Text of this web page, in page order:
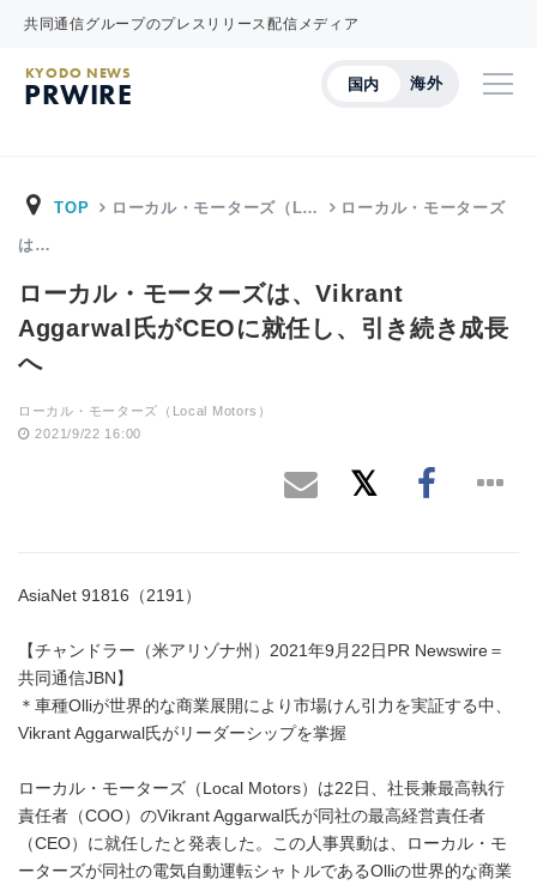
共同通信グループのプレスリリース配信メディア
国内 海外
KYODO NEWS
PRWIRE
TOP ローカル・モーターズ（L… ローカル・モーターズ
は…
ローカル・モーターズは、Vikrant
Aggarwal氏がCEOに就任し、引き続き成長
へ
ローカル・モーターズ（Local Motors）
2021/9/22 16:00
AsiaNet 91816（2191）
【チャンドラー（米アリゾナ州）2021年9月22日PR Newswire＝
共同通信JBN】
＊車種Olliが世界的な商業展開により市場けん引力を実証する中、
Vikrant Aggarwal氏がリーダーシップを掌握
ローカル・モーターズ（Local Motors）は22日、社長兼最高執行
責任者（COO）のVikrant Aggarwal氏が同社の最高経営責任者
（CEO）に就任したと発表した。この人事異動は、ローカル・モ
ーターズが同社の電気自動運転シャトルであるOlliの世界的な商業